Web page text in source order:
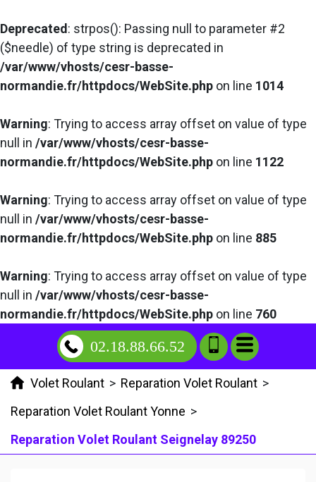
Deprecated : strpos(): Passing null to parameter #2
($needle) of type string is deprecated in
/var/www/vhosts/cesr-basse-
normandie.fr/httpdocs/WebSite.php on line 1014
Warning: Trying to access array offset on value of type
null in /var/www/vhosts/cesr-basse-
normandie.fr/httpdocs/WebSite.php on line 1122
Warning: Trying to access array offset on value of type
null in /var/www/vhosts/cesr-basse-
normandie.fr/httpdocs/WebSite.php on line 885
Warning: Trying to access array offset on value of type
null in /var/www/vhosts/cesr-basse-
normandie.fr/httpdocs/WebSite.php on line 760
02.18.88.66.52
Volet Roulant > Reparation Volet Roulant >
Reparation Volet Roulant Yonne >
Reparation Volet Roulant Seignelay 89250